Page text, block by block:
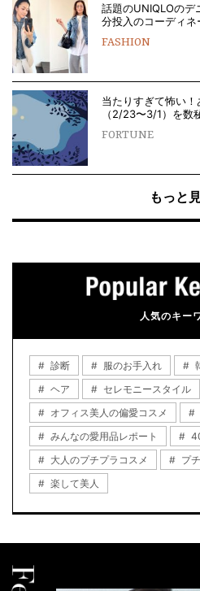
話題のUNIQLOのデ
分投入のコーディネ
FASHION
当たりすぎて怖い
（2/23〜3/1）を数
FORTUNE
もっと
人気のキー
診断 服のお手入れ
ヘア
セレモニースタイル
オフィス美人の偏愛コスメ
みんなの愛用品レポート
大人のプチプラコスメ
プ
楽して美人